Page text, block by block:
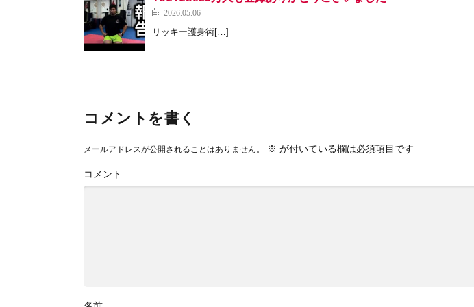
2026.05.06
リッキー護身術[…]
コメントを書く
メールアドレスが公開されることはありません。 ※ が付いている欄は必須項目です
コメント